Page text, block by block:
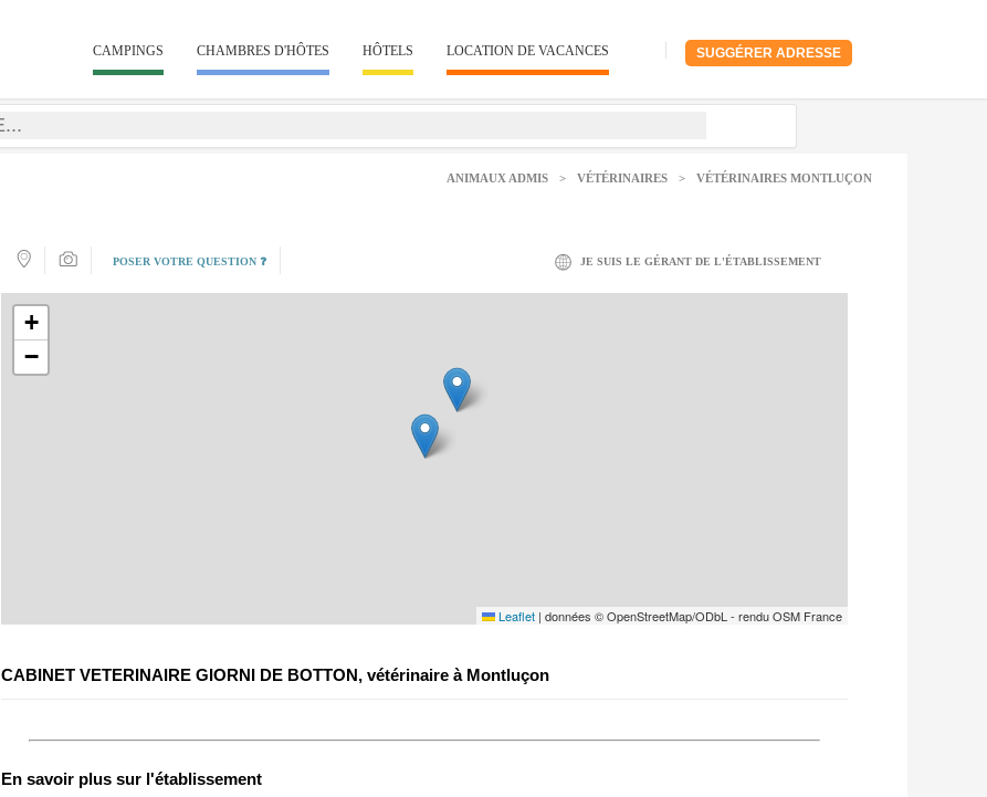
SUGGÉRER ADRESSE
CAMPINGS CHAMBRES D'HÔTES HÔTELS LOCATION DE VACANCES
ANIMAUX ADMIS > VÉTÉRINAIRES > VÉTÉRINAIRES MONTLUÇON
POSER VOTRE QUESTION ❓ JE SUIS LE GÉRANT DE L'ÉTABLISSEMENT
+
−
Leaflet | données © OpenStreetMap/ODbL - rendu OSM France
CABINET VETERINAIRE GIORNI DE BOTTON, vétérinaire à Montluçon
En savoir plus sur l'établissement